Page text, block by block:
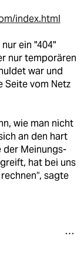
index.html
ein "404"
nur temporären
war und
Seite vom Netz
wie man nicht
an den hart
der Meinungs-
hat bei uns
sagte